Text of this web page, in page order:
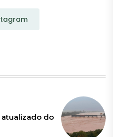
atualizado do